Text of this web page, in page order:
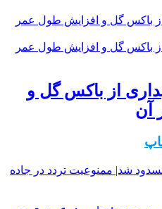
از باکس گل و
آن